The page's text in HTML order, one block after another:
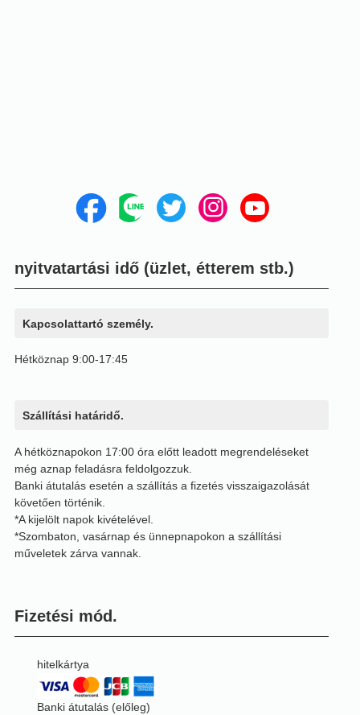
nyitvatartási idő (üzlet, étterem stb.)
Kapcsolattartó személy.
Hétköznap 9:00-17:45
Szállítási határidő.
A hétköznapokon 17:00 óra előtt leadott megrendeléseket
még aznap feladásra feldolgozzuk.
Banki átutalás esetén a szállítás a fizetés visszaigazolását
követően történik.
*A kijelölt napok kivételével.
*Szombaton, vasárnap és ünnepnapokon a szállítási
műveletek zárva vannak.
Fizetési mód.
hitelkártya
Banki átutalás (előleg)